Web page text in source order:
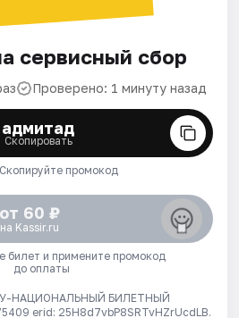
сервисный сбор
Проверено: 1 минуту назад
адмитад
Скопировать
промокод
от 60 ₽
на Kassir.ru
билет и примените промокод
до оплаты
НАЦИОНАЛЬНЫЙ БИЛЕТНЫЙ
erid: 25H8d7vbP8SRTvHZrUcdLB.